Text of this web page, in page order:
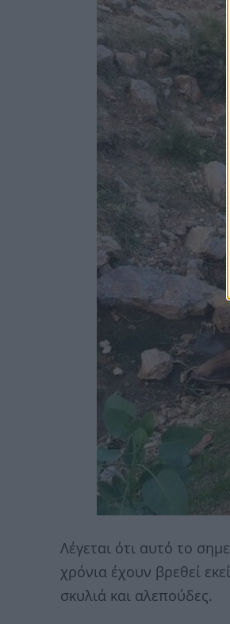
Λέγεται ότι αυτό το
χρόνια έχουν βρεθεί
σκυλιά και αλεπούδες.